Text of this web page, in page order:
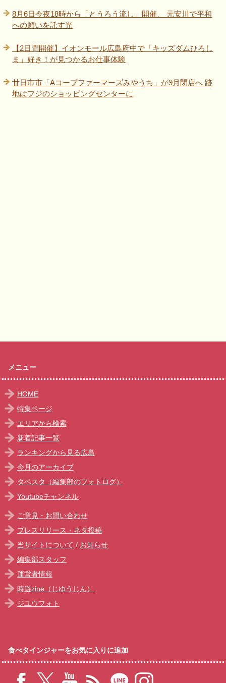
8月6日今夜18時から「とうろう流し」開催、 元安川で平和
への願いを託す光
【2日間開催】イオンモール広島府中で「キッズダムひろし
ま」好き！が見つかるお仕事体験
廿日市市「Aコープファーマーズみやうち」が9月閉店へ 跡
地はフジのショッピングセンターに
メニュー
HOME
特集ページ
エリアから検索
新着記事一覧
ランキングから見る広島
今月のアーカイブ
タベスタ（編集部のフォトログ）
Youtubeチャンネル
ご意見・お問い合わせ
プレスリリース・ネタ投稿
当サイトについて / お知らせ
編集部スタッフ
運営者情報
時遊zine（じゆうじん）
ジユウフォト
食べタインジャーをお気に入りに追加